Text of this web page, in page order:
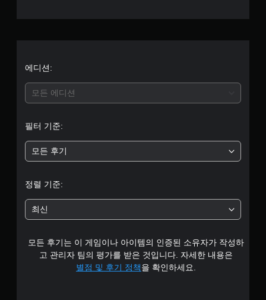
중
평
3
.
8
에디션:
모든 에디션
필터 기준:
모든 후기
정렬 기준:
최신
모든 후기는 이 게임이나 아이템의 인증된 소유자가 작성하
고 관리자 팀의 평가를 받은 것입니다. 자세한 내용은
별점 및 후기 정책을 확인하세요.